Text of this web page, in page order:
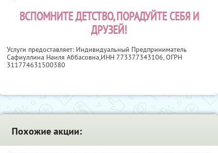
ВСПОМНИТЕ ДЕТСТВО, ПОРАДУЙТЕ СЕБЯ И
ДРУЗЕЙ!
Услуги предоставляет: Индивидуальный Предприниматель
Сафиуллина Наиля Аббасовна,ИНН 773377343106, ОГРН
311774631500380
Похожие акции: